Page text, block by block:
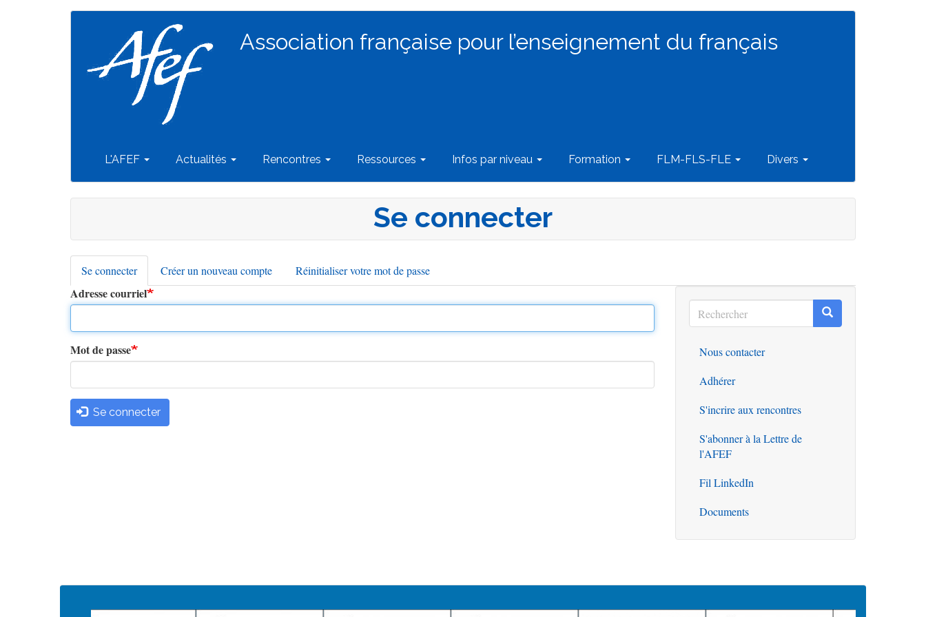
Association française pour l’enseignement du français
Navigation
principale
L'AFEF Actualités Rencontres Ressources Infos par niveau Formation FLM-FLS-FLE Divers
Se connecter
Onglets
principaux
Se connecter(onglet
actif)
Créer un nouveau compte Réinitialiser votre mot de passe
Adresse courriel
Mot de passe
Se connecter
Rechercher
Rechercher Rechercher
Outils
Nous contacter
Adhérer
S'incrire aux rencontres
S'abonner à la Lettre de
l'AFEF
Fil LinkedIn
Documents